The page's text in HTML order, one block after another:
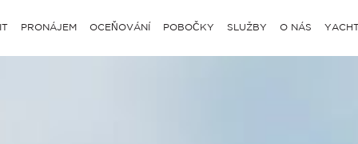
PRONÁJEM OCEŇOVÁNÍ POBOČKY SLUŽBY O NÁS